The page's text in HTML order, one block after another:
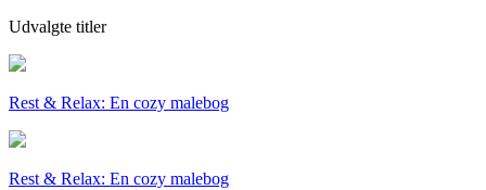
Udvalgte titler
Rest & Relax: En cozy malebog
Rest & Relax: En cozy malebog